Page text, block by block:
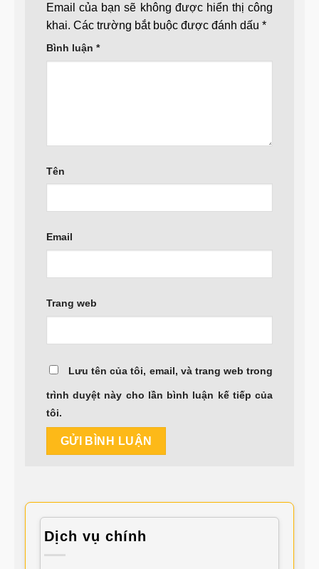
Email của bạn sẽ không được hiển thị công
khai. Các trường bắt buộc được đánh dấu *
Bình luận *
Tên
Email
Trang web
Lưu tên của tôi, email, và trang web trong
trình duyệt này cho lần bình luận kế tiếp của
tôi.
Dịch vụ chính